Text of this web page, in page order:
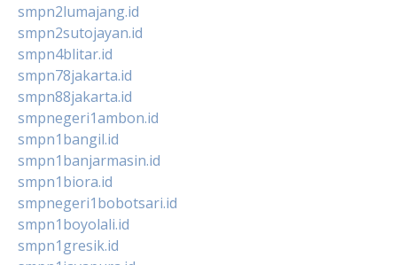
smpn2lumajang.id
smpn2sutojayan.id
smpn4blitar.id
smpn78jakarta.id
smpn88jakarta.id
smpnegeri1ambon.id
smpn1bangil.id
smpn1banjarmasin.id
smpn1biora.id
smpnegeri1bobotsari.id
smpn1boyolali.id
smpn1gresik.id